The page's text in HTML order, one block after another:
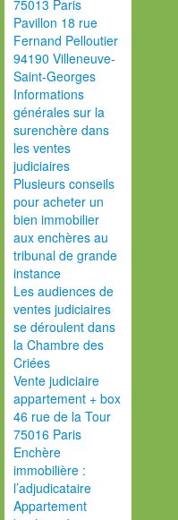
75013 Paris
Pavillon 18 rue
Fernand Pelloutier
94190 Villeneuve-
Saint-Georges
Informations
générales sur la
surenchère dans
les ventes
judiciaires
Plusieurs conseils
pour acheter un
bien immobilier
aux enchères au
tribunal de grande
instance
Les audiences de
ventes judiciaires
se déroulent dans
la Chambre des
Criées
Vente judiciaire
appartement + box
46 rue de la Tour
75016 Paris
Enchère
immobilière :
l’adjudicataire
Appartement